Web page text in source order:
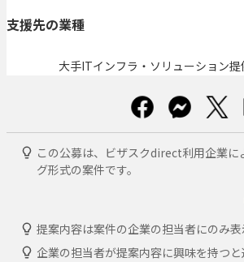
支援先の業種
大手ITインフラ・ソリューション提
この公募は、ビザスクdirect利用企業に
グ形式の案件です。
提案内容は案件の企業の担当者にのみ表
企業の担当者が提案内容に興味を持つと